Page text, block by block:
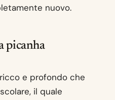
nuovo.
picanha
e profondo che
il quale